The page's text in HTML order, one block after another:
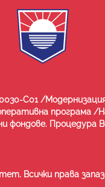
C01 /
програма /
фондове. Процедура
Всички права